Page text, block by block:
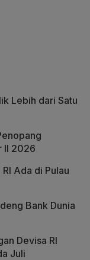
Lebih dari Satu
II 2026
Ada di Pulau
Bank Dunia
Devisa RI
Juli